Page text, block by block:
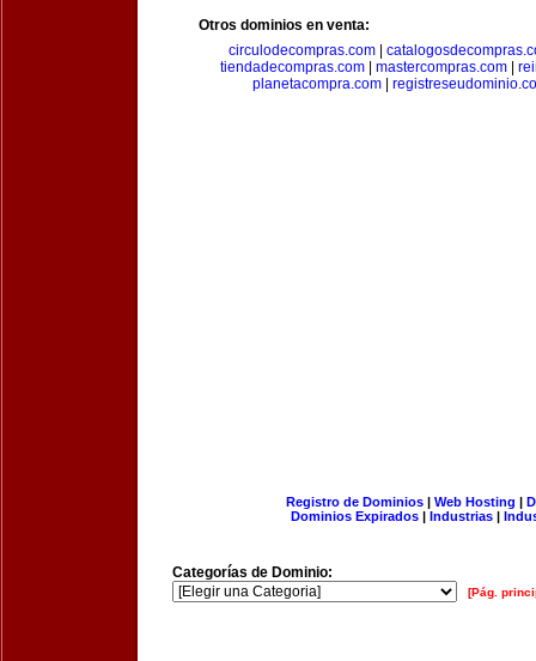
Otros dominios en venta:
circulodecompras.com|
tiendadecompras.com| mastercompras.com|
planetacompra.com|
Registro de Dominios| Web Hosting |
Dominios Expirados | Industrias |
Categorías de Dominio:
[Pág.